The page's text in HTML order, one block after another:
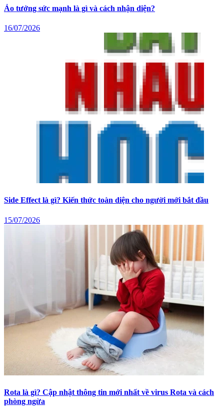
Ảo tưởng sức mạnh là gì và cách nhận diện?
16/07/2026
Side Effect là gì? Kiến thức toàn diện cho người mới bắt đầu
15/07/2026
Rota là gì? Cập nhật thông tin mới nhất về virus Rota và cách
phòng ngừa